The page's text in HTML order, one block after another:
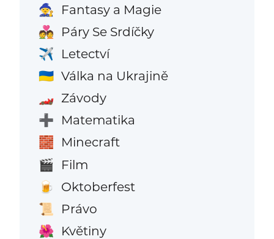
🧙 Fantasy a Magie
💑 Páry Se Srdíčky
✈️ Letectví
🇺🇦 Válka na Ukrajině
🏎️ Závody
➕ Matematika
🧱 Minecraft
🎬 Film
🍺 Oktoberfest
📜 Právo
🌺 Květiny